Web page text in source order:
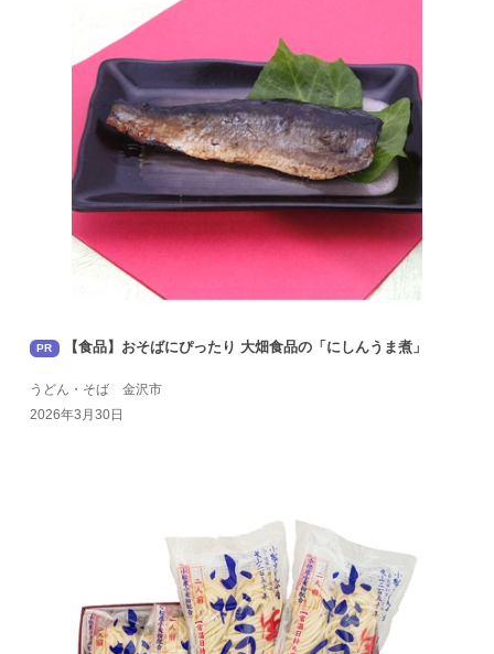
PR 【食品】おそばにぴったり 大畑食品の「にしんうま煮」
うどん・そば 金沢市
2026年3月30日